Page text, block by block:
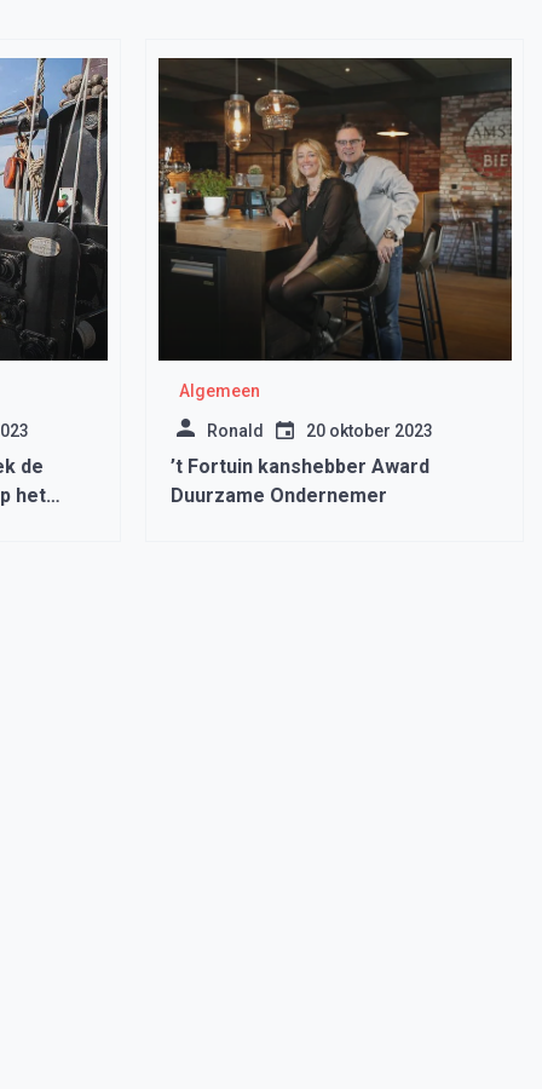
de
het
Algemeen
Ronald 20 oktober 2023
’t Fortuin kanshebber Award
Duurzame Ondernemer